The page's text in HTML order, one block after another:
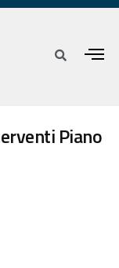
Piano